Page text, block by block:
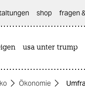
shop fragen
usa unter trump
Ökonomie